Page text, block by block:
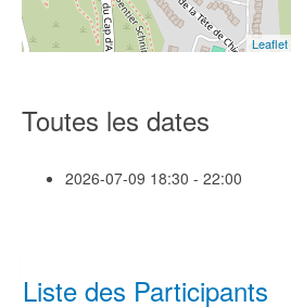
Leaflet
Toutes les dates
2026-07-09 18:30 - 22:00
Liste des Participants